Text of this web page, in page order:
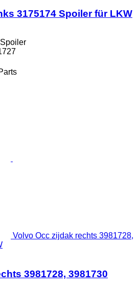
3175174 Spoiler für LKW
Volvo Occ zijdak rechts 3981728,
3981728, 3981730